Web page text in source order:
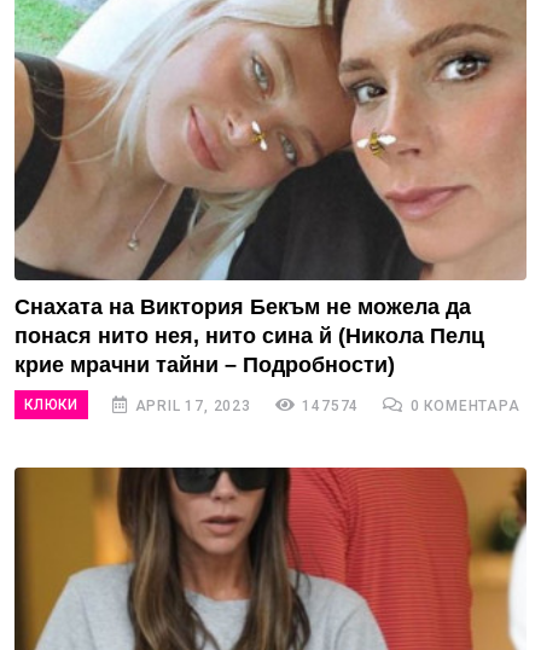
Снахата на Виктория Бекъм не можела да
понася нито нея, нито сина й (Никола Пелц
крие мрачни тайни – Подробности)
КЛЮКИ APRIL 17, 2023 147574 0 КОМЕНТАРА